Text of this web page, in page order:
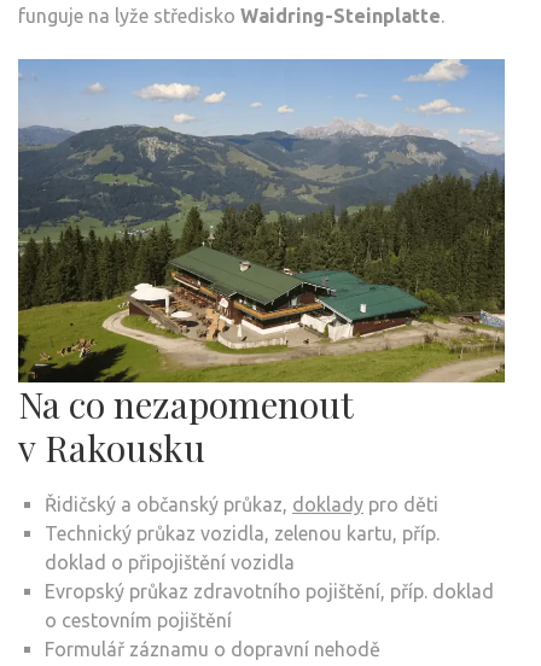
funguje na lyže středisko Waidring-Steinplatte.
Na co nezapomenout
v Rakousku
Řidičský a občanský průkaz, doklady pro děti
Technický průkaz vozidla, zelenou kartu, příp.
doklad o připojištění vozidla
Evropský průkaz zdravotního pojištění, příp. doklad
o cestovním pojištění
Formulář záznamu o dopravní nehodě